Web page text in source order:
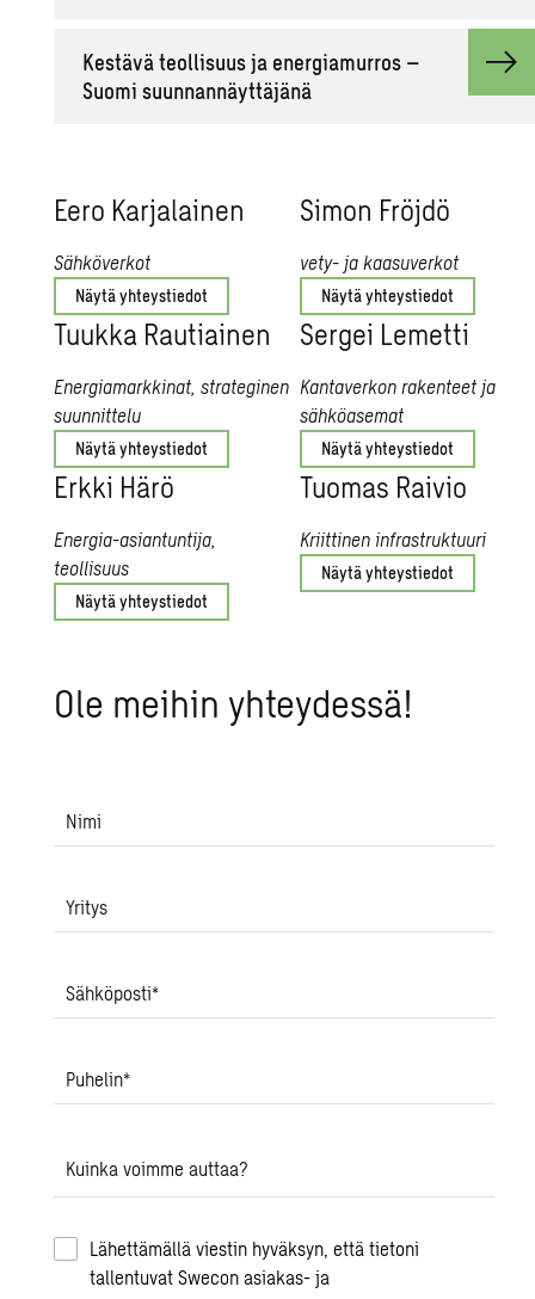
Kes­tä­vä teol­li­suus ja ener­gia­mur­ros –
Suomi suun­nan­näyt­tä­jä­nä
Eero Kar­ja­lai­nen
Sähköverkot
Näytä yhteystiedot
Simon Fröj­dö
vety- ja kaasuverkot
Näytä yhteystiedot
Tuuk­ka Rau­tiai­nen
Energiamarkkinat, strateginen
suunnittelu
Näytä yhteystiedot
Ser­gei Le­met­ti
Kantaverkon rakenteet ja
sähköasemat
Näytä yhteystiedot
Erkki Härö
Energia-asiantuntija,
teollisuus
Näytä yhteystiedot
Tuo­mas Rai­vio
Kriittinen infrastruktuuri
Näytä yhteystiedot
Ole mei­hin yh­tey­des­sä!
Nimi
Yritys
Sähköposti*
Puhelin*
Kuinka voimme auttaa?
Lähettämällä viestin hyväksyn, että tietoni
tallentuvat Swecon asiakas- ja